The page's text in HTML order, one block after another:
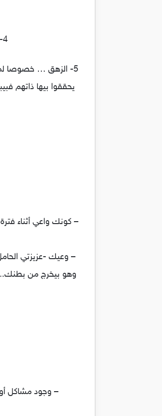
4- الرعشة … عادي انها تحصل لأن جسمك بعد التخدير النصفي بيفقد حرارة ..بعيدا عن ان البنج له هيبة
5- الزهق … خصوصا
يحققوا بيها ذاتهم
– كونك واعي أثناء
– وعيك -عزيزتي
وهو بيخرج من
– وجود مشاكل